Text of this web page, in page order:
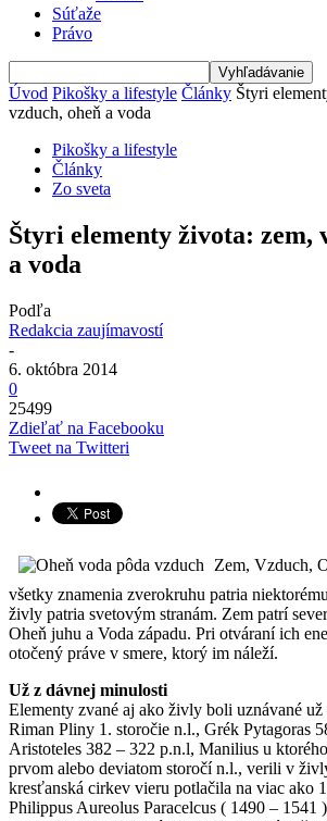
Súťaže
Právo
Úvod Pikošky a lifestyle Články Štyri
vzduch, oheň a voda
Pikošky a lifestyle
Články
Zo sveta
Štyri elementy života: zem,
a voda
Podľa
Redakcia zaujímavostí
-
6. októbra 2014
0
25499
Zdieľať na Facebooku
Tweet na Twitteri
Zem, Vzduch,
všetky znamenia zverokruhu patria
živly patria svetovým stranám. Zem patrí
Oheň juhu a Voda západu. Pri otváraní ich
otočený práve v smere, ktorý im náleží.
Už z dávnej minulosti
Elementy zvané aj ako živly boli uznávané
Riman Pliny 1. storočie n.l., Grék Pytagoras
Aristoteles 382 – 322 p.n.l, Manilius u
prvom alebo deviatom storočí n.l., verili v
kresťanská cirkev vieru potlačila na viac ako
Philippus Aureolus Paracelcus ( 1490 – 1541